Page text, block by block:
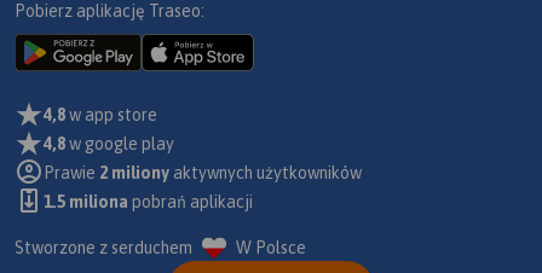
Pobierz aplikację Traseo:
4,8w app store
4,8w google play
Prawie 2 miliony aktywnych użytkowników
1.5 miliona pobrań aplikacji
Stworzone z serduchem W Polsce